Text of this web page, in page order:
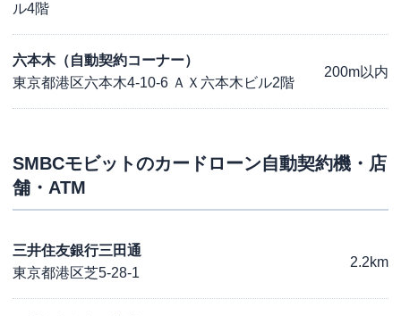
ル4階
六本木（自動契約コーナー）
東京都港区六本木4-10-6 ＡＸ六本木ビル2階
200m以内
SMBCモビットのカードローン自動契約機・店
舗・ATM
三井住友銀行三田通
東京都港区芝5-28-1
2.2km